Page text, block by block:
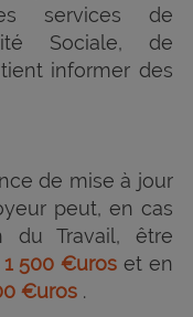
services de
Sociale, de
informer des
de mise à jour
peut, en cas
du Travail, être
1 500 €uroset en
€uros .